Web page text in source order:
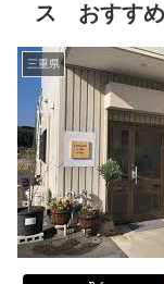
ス おすすめ
三重県